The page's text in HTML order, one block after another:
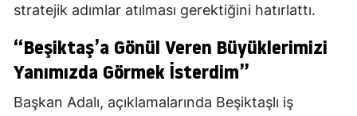
stratejik adımlar atılması gerektiğini hatırlattı.
“Beşiktaş’a Gönül Veren Büyüklerimizi
Yanımızda Görmek İsterdim”
Başkan Adalı, açıklamalarında Beşiktaşlı iş